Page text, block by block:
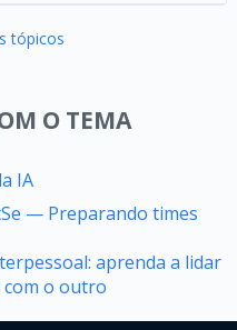
tópicos
O TEMA
IA
— Preparando times
aprenda a lidar
com o outro